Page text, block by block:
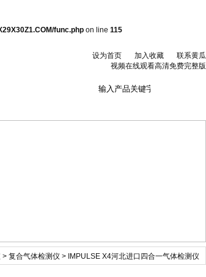
func.php on line 115
设为首页
加入收藏
联系黄瓜
视频在线观看高清免费完整版
> 复合气体检测仪 > IMPULSE X4河北进口四合一气体检测仪